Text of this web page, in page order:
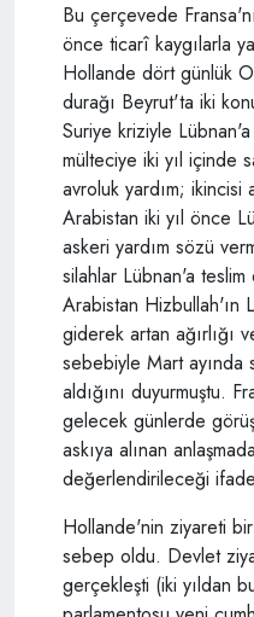
Bu çerçevede
önce ticarî kaygılarla
Hollande dört günlük
durağı Beyrut'ta iki
Suriye kriziyle
mülteciye iki yıl içinde
avroluk yardım; ikincisi
Arabistan iki yıl önce
askeri yardım sözü
silahlar Lübnan'a
Arabistan Hizbullah'ın
giderek artan ağırlığı
sebebiyle Mart ayında
aldığını duyurmuştu.
gelecek günlerde
askıya alınan
değerlendirileceği
Hollande'nin ziyareti
sebep oldu. Devlet
gerçekleşti (iki yıldan